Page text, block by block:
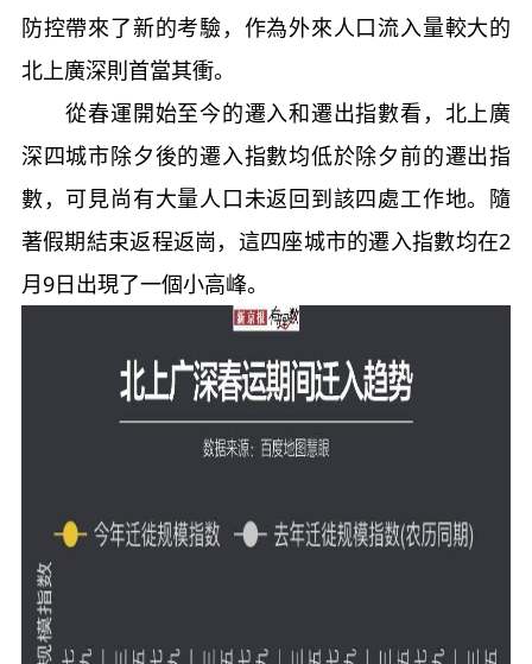
防控帶來了新的考驗，作為外來人口流入量較大的
北上廣深則首當其衝。
從春運開始至今的遷入和遷出指數看，北上廣
深四城市除夕後的遷入指數均低於除夕前的遷出指
數，可見尚有大量人口未返回到該四處工作地。隨
著假期結束返程返崗，這四座城市的遷入指數均在2
月9日出現了一個小高峰。